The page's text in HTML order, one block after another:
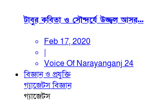
টাবুর কবিতা ও সৌন্দর্যে উজ্জ্বল আসর...
Feb 17, 2020
|
Voice Of Narayanganj 24
বিজ্ঞান ও প্রযুক্তি
গ্যাজেটসবিজ্ঞান
গ্যাজেটস